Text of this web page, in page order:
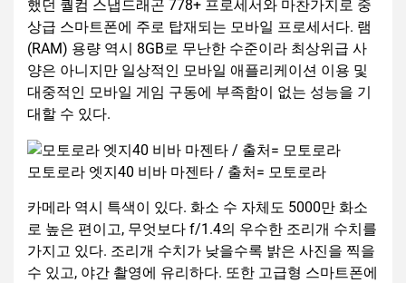
했던 퀄컴 스냅드래곤 778+ 프로세서와 마찬가지로 중
상급 스마트폰에 주로 탑재되는 모바일 프로세서다. 램
(RAM) 용량 역시 8GB로 무난한 수준이라 최상위급 사
양은 아니지만 일상적인 모바일 애플리케이션 이용 및
대중적인 모바일 게임 구동에 부족함이 없는 성능을 기
대할 수 있다.
모토로라 엣지40 비바 마젠타 / 출처= 모토로라
카메라 역시 특색이 있다. 화소 수 자체도 5000만 화소
로 높은 편이고, 무엇보다 f/1.4의 우수한 조리개 수치를
가지고 있다. 조리개 수치가 낮을수록 밝은 사진을 찍을
수 있고, 야간 촬영에 유리하다. 또한 고급형 스마트폰에